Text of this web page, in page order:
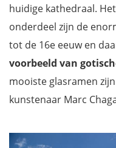
huidige kathedraal.
onderdeel zijn de
tot de 16e eeuw en
voorbeeld van
mooiste glasramen
kunstenaar Marc